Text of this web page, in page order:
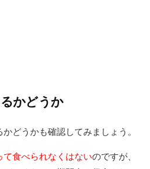
かどうか
どうかも確認してみましょう。
食べられなくはないのですが、